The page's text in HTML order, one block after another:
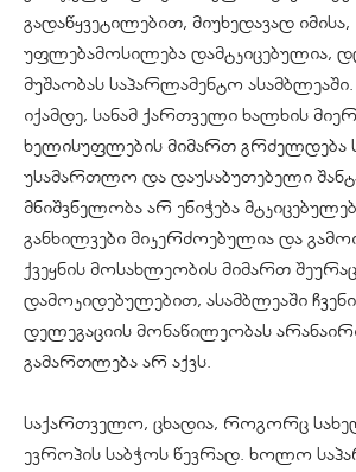
გადაწყვეტილებით, მიუხედავად
უფლებამოსილება დამტკიცებულია,
მუშაობას საპარლამენტო
იქამდე, სანამ ქართველი ხალხის
ხელისუფლების მიმართ
უსამართლო და დაუსაბუთებელი
მნიშვნელობა არ ენიჭება
განხილვები მიკერძოებულია და
ქვეყნის მოსახლეობის მიმართ
დამოკიდებულებით, ასამბლეაში
დელეგაციის მონაწილეობას
გამართლება არ აქვს.
საქართველო, ცხადია, როგორც
ევროპის საბჭოს წევრად. ხოლო